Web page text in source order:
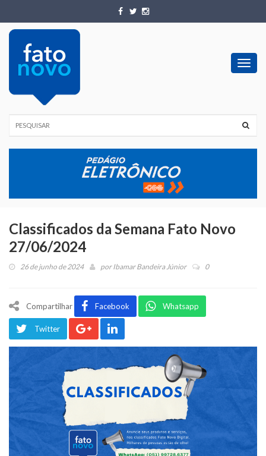
Classificados da Semana Fato Novo
27/06/2024
26 de junho de 2024 porIbamar Bandeira Júnior 0
Compartilhar Facebook Whatsapp
Twitter